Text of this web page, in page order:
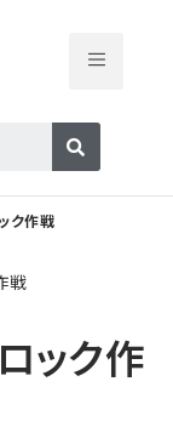
ク作戦
ック作